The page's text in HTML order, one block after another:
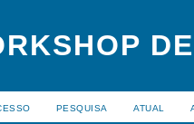
PESQUISA ATUAL